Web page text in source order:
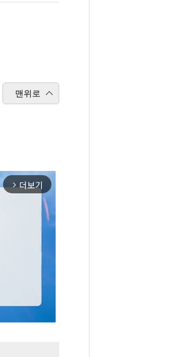
맨위로
arrow_forward_ios 더보기